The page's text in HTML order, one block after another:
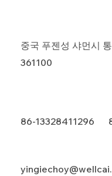
중국 푸젠성 샤먼시
361100
86-13328411296